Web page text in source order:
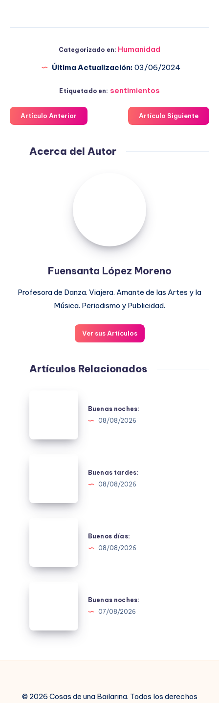
Categorizado en: Humanidad
Última Actualización: 03/06/2024
Etiquetado en: sentimientos
Artículo Anterior Artículo Siguiente
Acerca del Autor
Fuensanta López Moreno
Profesora de Danza. Viajera. Amante de las Artes y la
Música. Periodismo y Publicidad.
Ver sus Artículos
Artículos Relacionados
Buenas noches:
08/08/2026
Buenas tardes:
08/08/2026
Buenos días:
08/08/2026
Buenas noches:
07/08/2026
© 2026 Cosas de una Bailarina. Todos los derechos